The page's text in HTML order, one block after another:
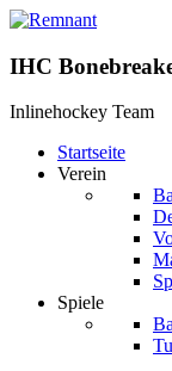
IHC
Inlinehockey Team
Startseite
Verein
Spiele